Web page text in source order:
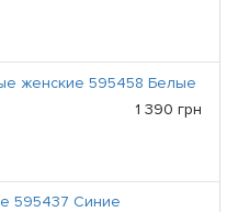
женские 595458 Белые
1 390 грн
595437 Синие